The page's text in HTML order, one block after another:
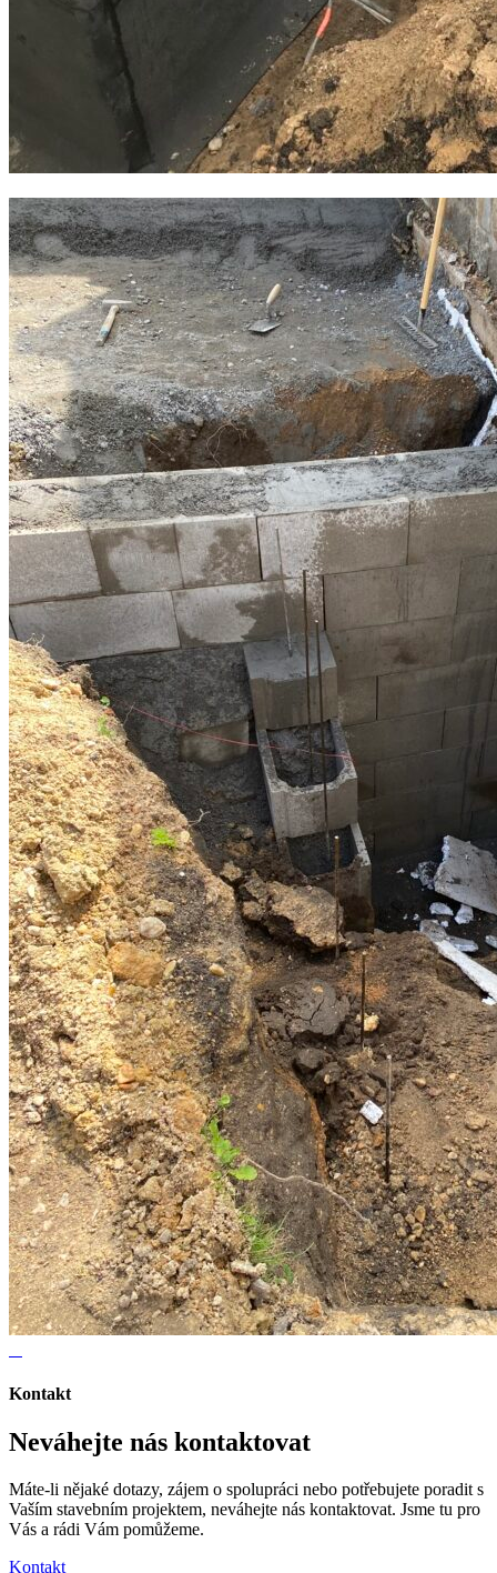
Kontakt
Neváhejte nás kontaktovat
Máte-li nějaké dotazy, zájem o spolupráci nebo potřebujete poradit s
Vaším stavebním projektem, neváhejte nás kontaktovat. Jsme tu pro
Vás a rádi Vám pomůžeme.
Kontakt